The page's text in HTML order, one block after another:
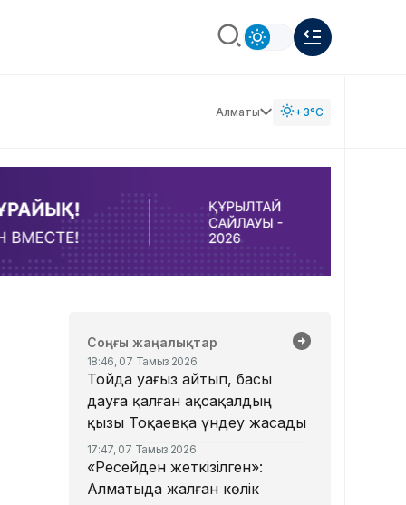
Алматы +3°C
Соңғы жаңалықтар
18:46, 07 Тамыз 2026
Тойда уағыз айтып, басы
дауға қалған ақсақалдың
қызы Тоқаевқа үндеу жасады
17:47, 07 Тамыз 2026
«Ресейден жеткізілген»:
Алматыда жалған көлік